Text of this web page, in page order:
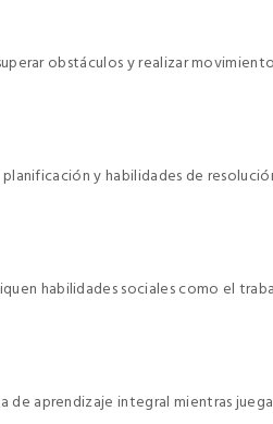
obstáculos y realizar
y habilidades de
habilidades sociales como el
aprendizaje integral mientras